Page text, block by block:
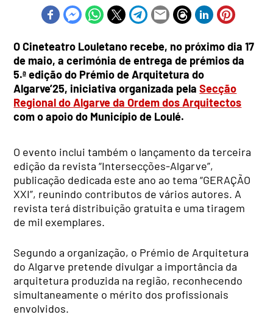
O Cineteatro Louletano recebe, no próximo dia 17
de maio, a cerimónia de entrega de prémios da
5.ª edição do Prémio de Arquitetura do
Algarve’25, iniciativa organizada pelaSecção
Regional do Algarve da Ordem dos Arquitectos
com o apoio do Município de Loulé.
O evento inclui também o lançamento da terceira
edição da revista “Intersecções-Algarve”,
publicação dedicada este ano ao tema “GERAÇÃO
XXI”, reunindo contributos de vários autores. A
revista terá distribuição gratuita e uma tiragem
de mil exemplares.
Segundo a organização, o Prémio de Arquitetura
do Algarve pretende divulgar a importância da
arquitetura produzida na região, reconhecendo
simultaneamente o mérito dos profissionais
envolvidos.